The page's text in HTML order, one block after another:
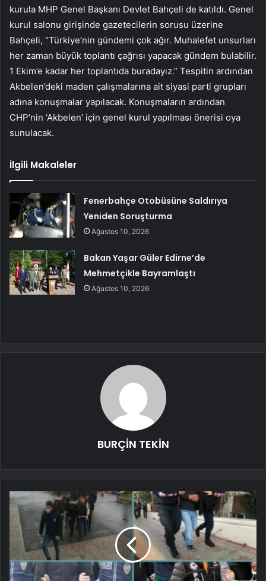
kurula MHP Genel Başkanı Devlet Bahçeli de katıldı. Genel
kurul salonu girişinde gazetecilerin sorusu üzerine
Bahçeli, “Türkiye’nin gündemi çok ağır. Muhalefet unsurları
her zaman büyük toplantı çağrısı yapacak gündem bulabilir.
1 Ekim’e kadar her toplantıda buradayız.” Tespitin ardından
Akbelen’deki maden çalışmalarına ait siyasi parti grupları
adına konuşmalar yapılacak. Konuşmaların ardından
CHP’nin ‘Akbelen’ için genel kurul yapılması önerisi oya
sunulacak.
İlgili Makaleler
Fenerbahçe Otobüsüne Saldırıya
Yeniden Soruşturma
Ağustos 10, 2026
Bakan Yaşar Güler Edirne’de
Mehmetçikle Bayramlaştı
Ağustos 10, 2026
BURÇİN TEKİN